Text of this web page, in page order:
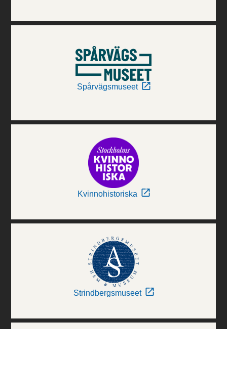
Spårvägsmuseet
Kvinnohistoriska
Strindbergsmuseet